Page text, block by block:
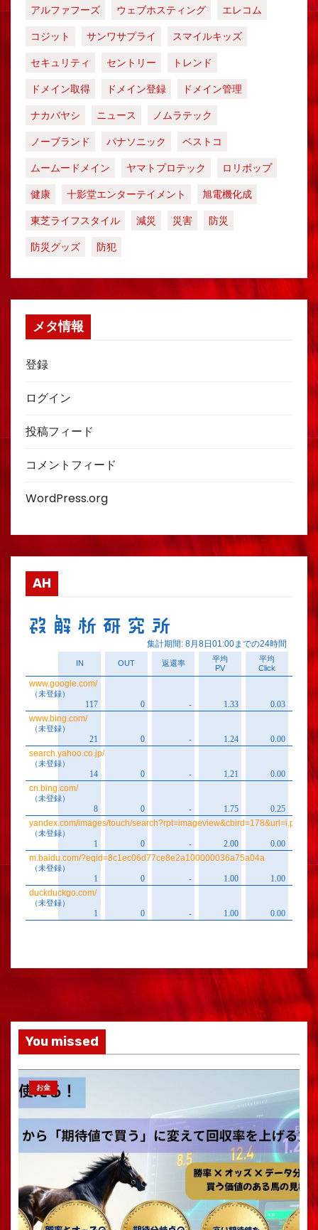
アルファフーズ ウェブホスティング
エレコム
コジット
サンワサプライ
スマイルキッズ
セキュリティ
セントリー
トレンド
ドメイン取得
ドメイン登録
ドメイン管理
ナカバヤシ
ニュース
ノムラテック
ノーブランド
パナソニック
ベストコ
ムームードメイン
ヤマトプロテック
ロリポップ
健康
十影堂エンターテイメント
旭電機化成
東芝ライフスタイル
減災 災害
防災
防災グッズ
防犯
メタ情報
登録
ログイン
投稿フィード
コメントフィード
WordPress.org
AH
You missed
お金